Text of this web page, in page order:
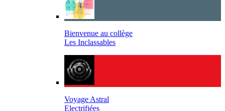
Bienvenue au collège
Les Inclassables
Voyage Astral
Electrifiées